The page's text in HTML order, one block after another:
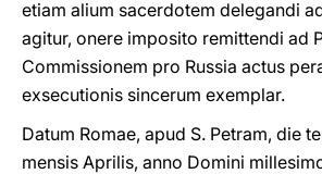
etiam alium sacerdotem delegandi
agitur, onere imposito remittendi ad
Commissionem pro Russia actus
exsecutionis sincerum exemplar.
Datum Romae, apud S. Petram, die
mensis Aprilis, anno Domini